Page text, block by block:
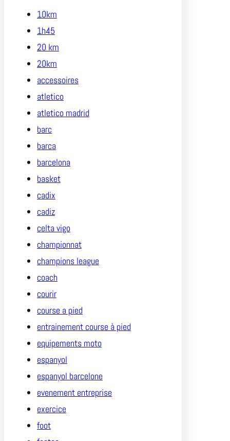
10km
1h45
20 km
20km
accessoires
atletico
atletico madrid
barc
barca
barcelona
basket
cadix
cadiz
celta vigo
championnat
champions league
coach
courir
course a pied
entrainement course à pied
equipements moto
espanyol
espanyol barcelone
evenement entreprise
exercice
foot